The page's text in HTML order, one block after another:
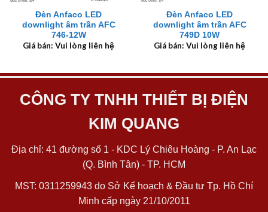
Đèn Anfaco LED
downlight âm trần AFC
746-12W
Giá bán: Vui lòng liên hệ
Đèn Anfaco LED
downlight âm trần AFC
749D 10W
Giá bán: Vui lòng liên hệ
CÔNG TY TNHH THIẾT BỊ ĐIỆN
KIM QUANG
Địa chỉ: 41 đường số 1 - KDC Lý Chiêu Hoàng - P. An Lạc
(Q. Bình Tân) - TP. HCM
MST: 0311259943 do Sở Kế hoạch & Đầu tư Tp. Hồ Chí
Minh cấp ngày 21/10/2011